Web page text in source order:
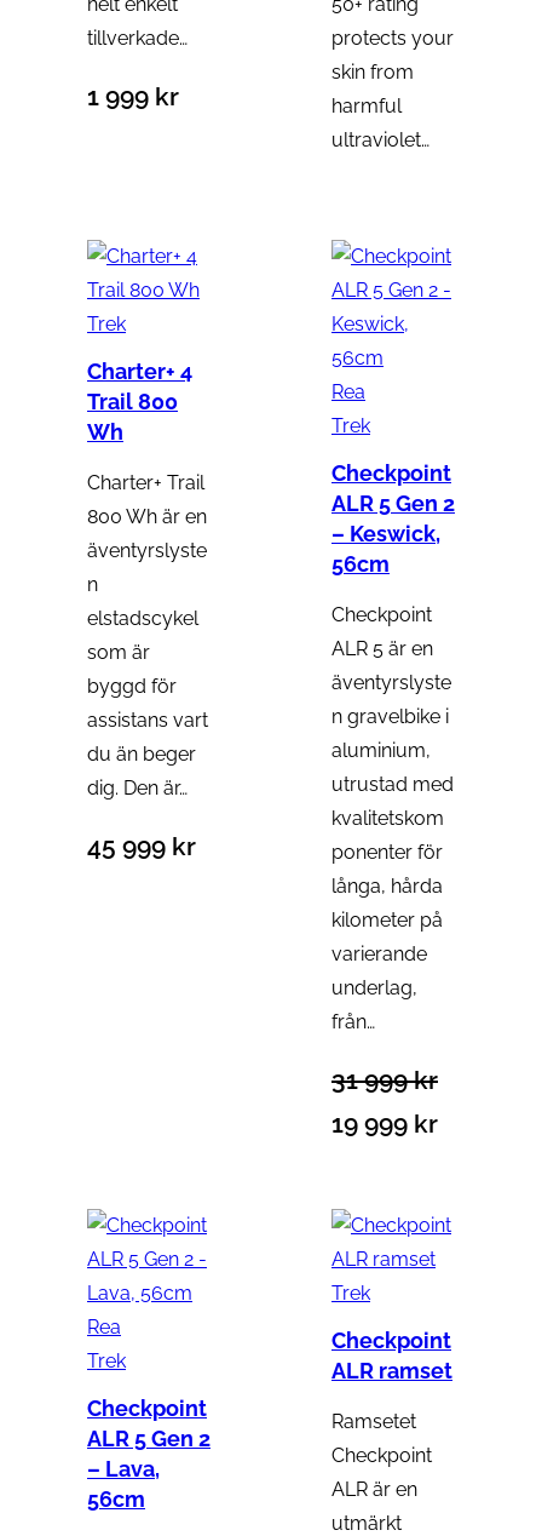
tillverkade…
1 999 kr
protects your
skin from
harmful
ultraviolet…
Trek
Charter+ 4
Trail 800
Wh
Charter+ Trail
800 Wh är en
äventyrslyste
n
elstadscykel
som är
byggd för
assistans vart
du än beger
dig. Den är…
45 999 kr
Rea
r
d
u
k
e
r
p
å
r
e
a
Trek
Checkpoint
ALR 5 Gen 2
– Keswick,
56cm
Checkpoint
ALR 5 är en
äventyrslyste
n gravelbike i
aluminium,
utrustad med
kvalitetskom
ponenter för
långa, hårda
kilometer på
varierande
underlag,
från…
31 999kr
D
t
u
r
s
p
r
u
n
19 999 krD
v
a
Rea
r
d
u
k
Trek
Checkpoint
ALR 5 Gen 2
– Lava,
56cm
Trek
Checkpoint
ALR ramset
Ramsetet
Checkpoint
ALR är en
utmärkt